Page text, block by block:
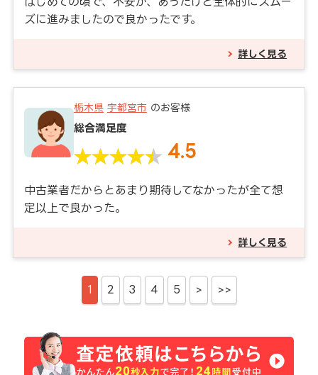
ズに進みましたので良かったです。
詳しく見る
栃木県 宇都宮市 のお客様
総合満足度
4.5
中古業者だからとあまり期待してなかったが全て想
定以上で良かった。
詳しく見る
1 2 3 4 5 > >>